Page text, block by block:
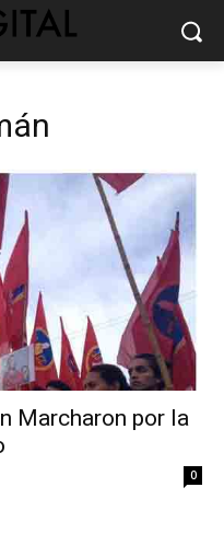
Marcharon por la
0